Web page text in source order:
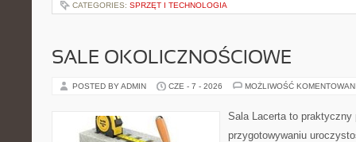
CATEGORIES: SPRZĘT I TECHNOLOGIA
SALE OKOLICZNOŚCIOWE
POSTED BY ADMIN CZE - 7 - 2026 MOŻLIWOŚĆ
Sala Lacerta to praktyczny
przygotowywaniu